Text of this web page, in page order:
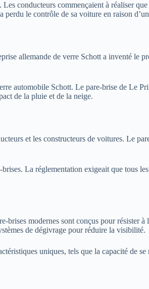
conducteurs commençaient à réaliser
le contrôle de sa voiture en raison
allemande de verre Schott a inventé le
automobile Schott. Le pare-brise de Le
de la pluie et de la neige.
et les constructeurs de voitures. Le
La réglementation exigeait que tous
modernes sont conçus pour résister
de dégivrage pour réduire la visibilité.
uniques, tels que la capacité de